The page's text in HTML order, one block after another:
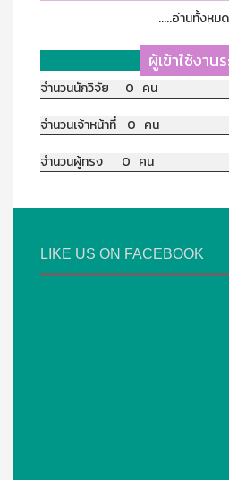
.....อ่านทั้งหม
ผู้เข้าใช้งาน
จำนวนนักวิจัย 0 คน
จำนวนเจ้าหน้าที่ 0 คน
จำนวนผู้ทรง 0 คน
LIKE US ON FACEBOOK